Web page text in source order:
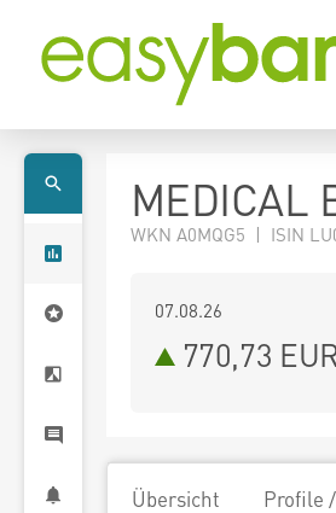
MEDICAL
WKN A0MQG5 | ISIN
07.08.26
770,73
Übersicht Profile